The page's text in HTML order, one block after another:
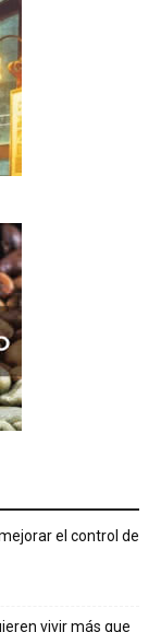
el control de
vivir más que